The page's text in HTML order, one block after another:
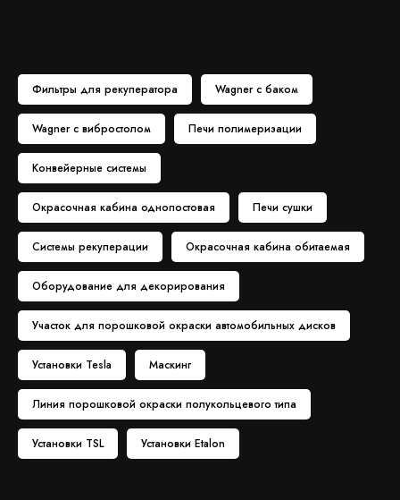
Фильтры для рекуператора Wagner с баком
Wagner с вибростолом Печи полимеризации
Конвейерные системы
Окрасочная кабина однопостовая Печи сушки
Системы рекуперации Окрасочная кабина обитаемая
Оборудование для декорирования
Участок для порошковой окраски автомобильных дисков
Установки Tesla Маскинг
Линия порошковой окраски полукольцевого типа
Установки TSL Установки Etalon